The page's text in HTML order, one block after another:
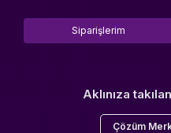
Siparişlerim
Aklınıza
Çözüm